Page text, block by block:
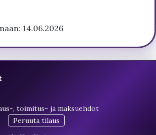
14.06.2026
, toimitus- ja maksuehdot
Peruuta tilaus